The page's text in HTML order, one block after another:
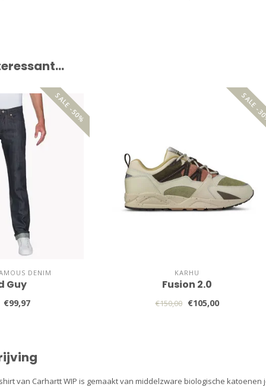
SALE -50%
DENIM
Guy
€99,97
SALE
KARHU
Fusion 2.0
€150,00 €105,00
van Carhartt WIP is gemaakt van middelzware biologische